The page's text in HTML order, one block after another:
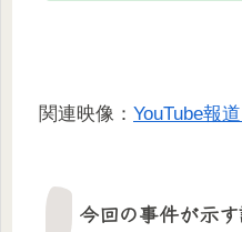
関連映像： YouTube報
今回の事件が示